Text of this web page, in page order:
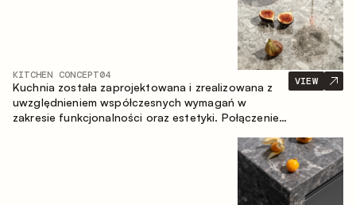
KITCHEN CONCEPT04
Kuchnia została zaprojektowana i zrealizowana z
uwzględnieniem współczesnych wymagań w
zakresie funkcjonalności oraz estetyki. Połączenie
VIEW